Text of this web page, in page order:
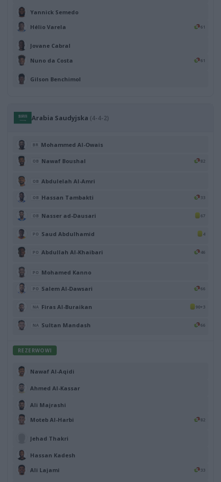
Yannick Semedo
Hélio Varela 61
Jovane Cabral
Nuno da Costa 61
Gilson Benchimol
Arabia Saudyjska (4-4-2)
BR Mohammed Al-Owais
OB Nawaf Boushal 82
OB Abdulelah Al-Amri
OB Hassan Tambakti 33
OB Nasser ad-Dausari 67
PO Saud Abdulhamid 4
PO Abdullah Al-Khaibari 46
PO Mohamed Kanno
PO Salem Al-Dawsari 66
NA Firas Al-Buraikan 90+3
NA Sultan Mandash 66
REZERWOWI
Nawaf Al-Aqidi
Ahmed Al-Kassar
Ali Majrashi
Moteb Al-Harbi 82
Jehad Thakri
Hassan Kadesh
Ali Lajami 33